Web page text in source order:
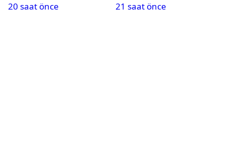
20 saat önce
oynayacak mı?
21 saat önce